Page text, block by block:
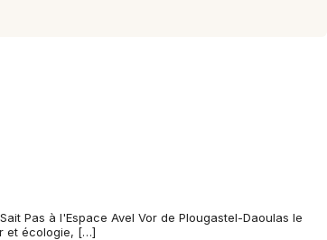
Pas à l'Espace Avel Vor de Plougastel-Daoulas le
et écologie, […]